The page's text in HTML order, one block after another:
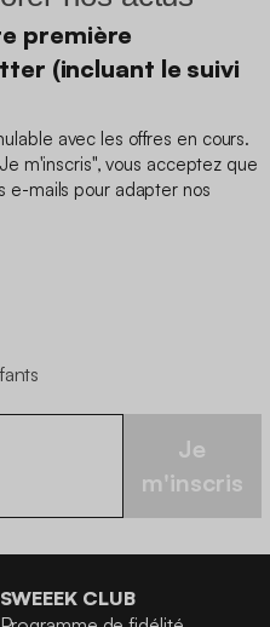
première
(incluant le suivi
avec les offres en cours.
m'inscris", vous acceptez que
e-mails pour adapter nos
Je
m'inscris
SWEEEK CLUB